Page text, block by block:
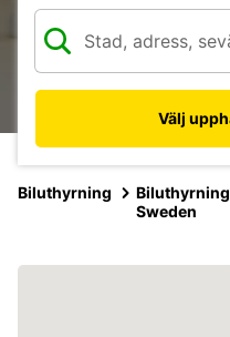
Välj
Biluthyrning
Biluthyrning
Sweden